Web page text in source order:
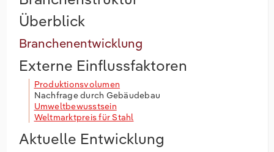
Überblick
Branchenentwicklung
Externe Einflussfaktoren
Produktionsvolumen
Nachfrage durch Gebäudebau
Umweltbewusstsein
Weltmarktpreis für Stahl
Aktuelle Entwicklung